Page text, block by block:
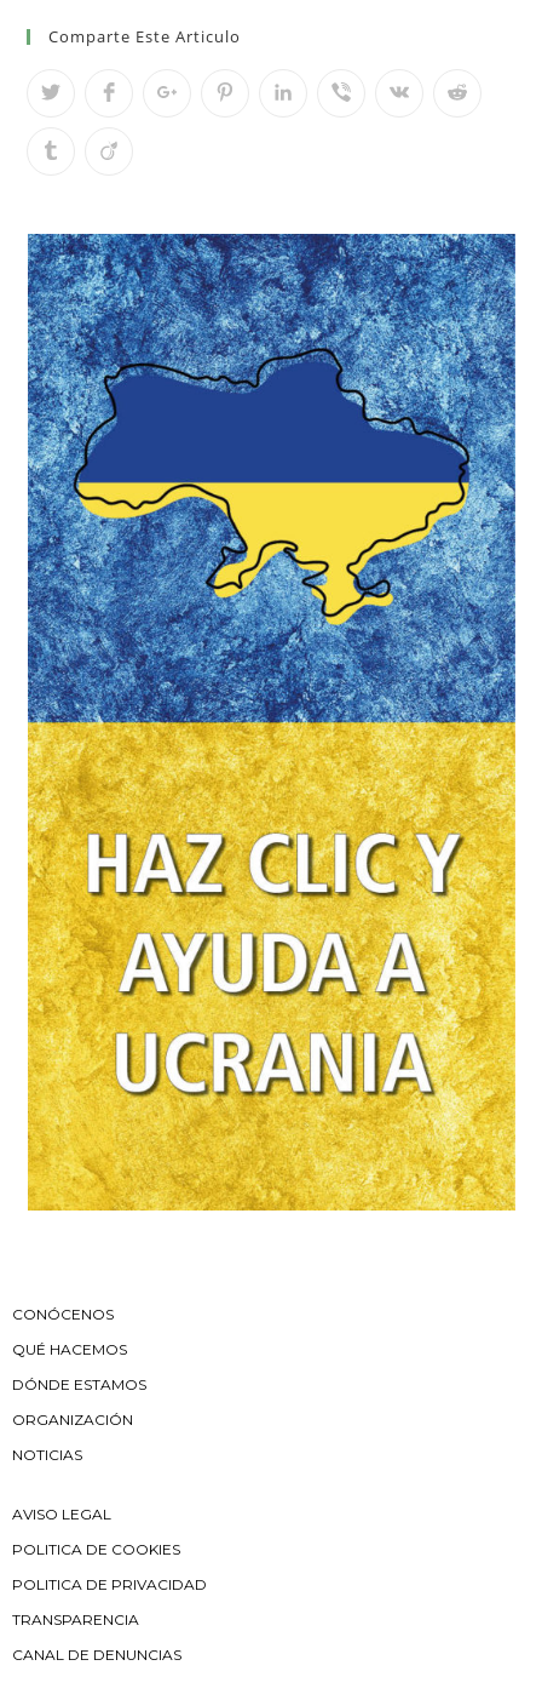
Comparte Este Articulo
CONÓCENOS
QUÉ HACEMOS
DÓNDE ESTAMOS
ORGANIZACIÓN
NOTICIAS
AVISO LEGAL
POLITICA DE COOKIES
POLITICA DE PRIVACIDAD
TRANSPARENCIA
CANAL DE DENUNCIAS